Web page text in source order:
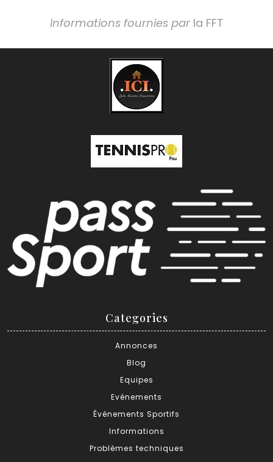
Informations fournies parla FFT
Categories
Annonces
Blog
Equipes
Evénements
Événements Sportifs
Informations
Problèmes techniques